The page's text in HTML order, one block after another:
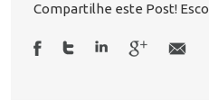
Compartilhe este Post!